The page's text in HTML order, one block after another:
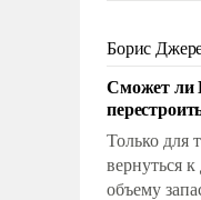
ударами
слабым,
Борис
Сможет ли
Только для
вернуться
объему